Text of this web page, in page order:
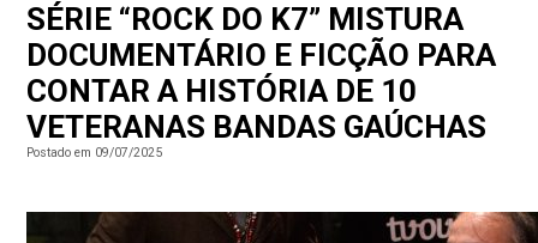
SÉRIE “ROCK DO K7” MISTURA
DOCUMENTÁRIO E FICÇÃO PARA
CONTAR A HISTÓRIA DE 10
VETERANAS BANDAS GAÚCHAS
Postado em 09/07/2025